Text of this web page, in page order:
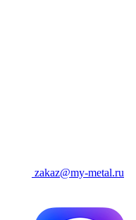
zakaz@my-metal.ru